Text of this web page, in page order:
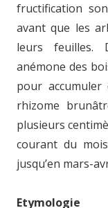
fructification
avant que les
leurs feuilles.
anémone des
pour accumuler
rhizome
plusieurs
courant du
jusqu’en mars-
Etymologie